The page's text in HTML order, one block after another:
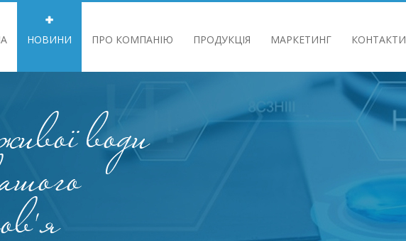
НОВИНИ ПРО КОМПАНIЮ ПРОДУКЦIЯ МАРКЕТИНГ КОНТАКТИ
ДЛЯ АКЦІОНЕРІВ ТА СТЕЙКХОЛДЕРІВ